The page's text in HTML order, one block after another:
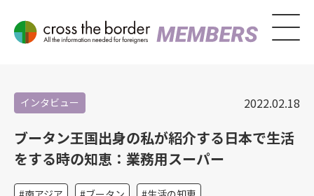
インタビュー 2022.02.18
ブータン王国出身の私が紹介する日本で生活
をする時の知恵：業務用スーパー